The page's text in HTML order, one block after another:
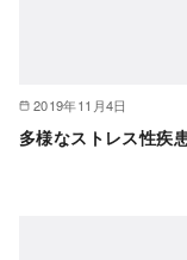
2019年11月4日
多様なストレス性疾